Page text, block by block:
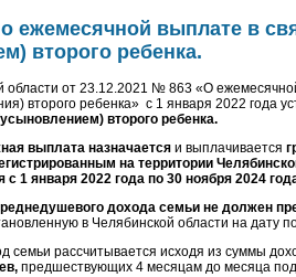
ежемесячной выплате в
второго ребенка.
области от 23.12.2021 № 863 «О
второго ребенка» с 1 января 2022 года
второго ребенка.
выплата назначается и выплачивается
на территории
с 1 января 2022 года по 30 ноября 2024
дохода семьи не должен
в Челябинской области на дату
семьи рассчитывается исходя из суммы
предшествующих 4 месяцам до месяца